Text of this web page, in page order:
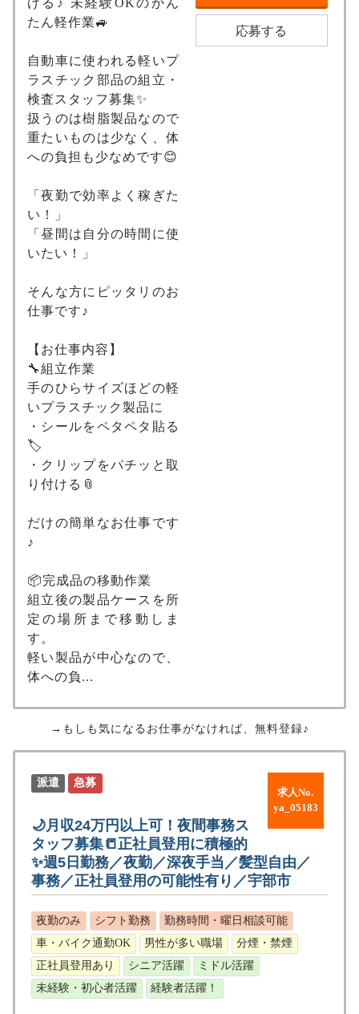
たん軽作業🚙
自動車に使われる軽いプ
ラスチック部品の組立・
検査スタッフ募集✨
扱うのは樹脂製品なので
重たいものは少なく、体
への負担も少なめです😊
「夜勤で効率よく稼ぎた
い！」
「昼間は自分の時間に使
いたい！」
そんな方にピッタリのお
仕事です♪
【お仕事内容】
🔧組立作業
手のひらサイズほどの軽
いプラスチック製品に
・シールをペタペタ貼る
🏷️
・クリップをパチッと取
り付ける📎
だけの簡単なお仕事です
♪
📦完成品の移動作業
組立後の製品ケースを所
定の場所まで移動しま
す。
軽い製品が中心なので、
体への負...
応募する
→もしも気になるお仕事がなければ、無料登録♪
求人No.
ya_05183
派遣 急募
🌙月収24万円以上可！夜間事務ス
タッフ募集📒正社員登用に積極的
✨週5日勤務／夜勤／深夜手当／髪型自由／
事務／正社員登用の可能性有り／宇部市
夜勤のみ シフト勤務
勤務時間・曜日相談可能
車・バイク通勤OK
男性が多い職場
分煙・禁煙
正社員登用あり
シニア活躍
ミドル活躍
未経験・初心者活躍
経験者活躍！